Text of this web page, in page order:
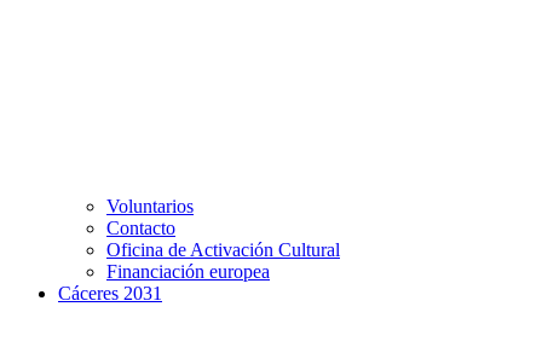
Voluntarios
Contacto
Oficina de Activación Cultural
Financiación europea
Cáceres 2031